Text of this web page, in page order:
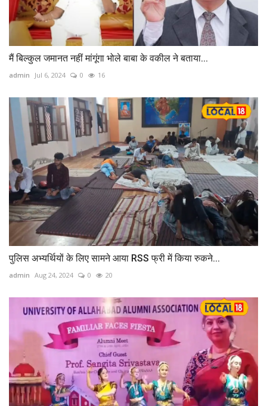
मैं बिल्कुल जमानत नहीं मांगूंगा भोले बाबा के वकील ने बताया...
admin Jul 6, 2024 0 16
पुलिस अभ्यर्थियों के लिए सामने आया RSS फ्री में किया रुकने...
admin Aug 24, 2024 0 20